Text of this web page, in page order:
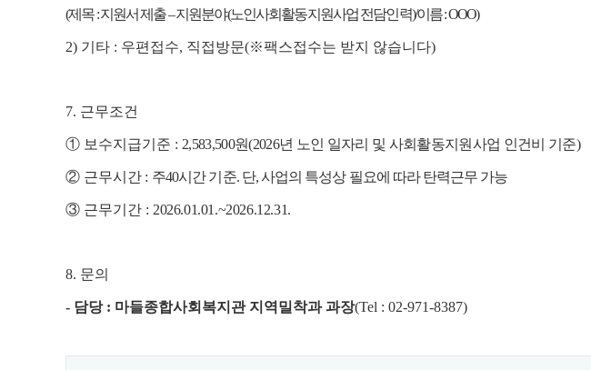
(제목:지원서 제출–지원분야(노인사회활동지원사업 전담인력)/이름: OOO)
2) 기타 : 우편접수, 직접방문(※팩스접수는 받지 않습니다)
7. 근무조건
① 보수지급기준 : 2,583,500원(2026년 노인 일자리 및 사회활동지원사업 인건비 기준)
② 근무시간 : 주40시간 기준. 단,사업의 특성상 필요에 따라 탄력근무 가능
③ 근무기간 : 2026.01.01.~2026.12.31.
8. 문의
- 담당 : 마들종합사회복지관 지역밀착과 과장(Tel : 02-971-8387)